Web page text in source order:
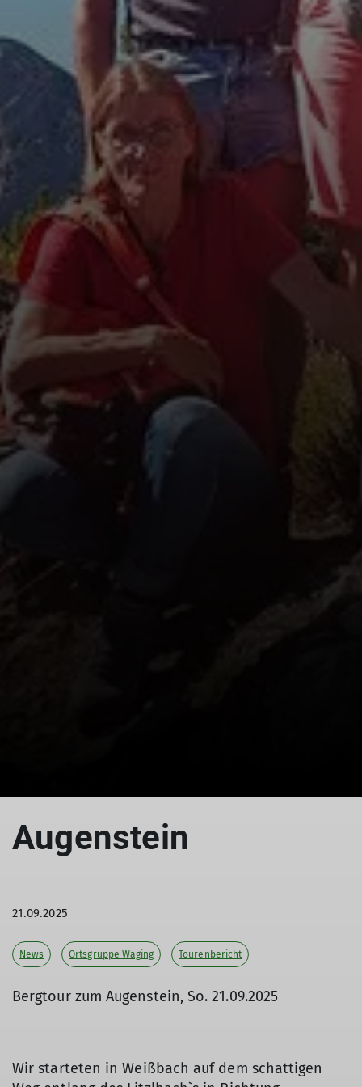
Augenstein
21.09.2025
News Ortsgruppe Waging Tourenbericht
Bergtour zum Augenstein, So. 21.09.2025
Wir starteten in Weißbach auf dem schattigen
© DAV Teisendorf - OG Waging